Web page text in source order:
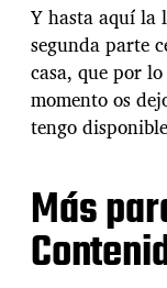
Y hasta aquí la
segunda parte
casa, que por
momento os
tengo
Más